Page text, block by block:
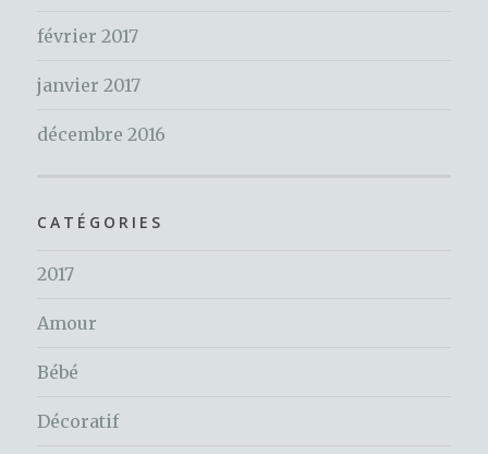
février 2017
janvier 2017
décembre 2016
CATÉGORIES
2017
Amour
Bébé
Décoratif